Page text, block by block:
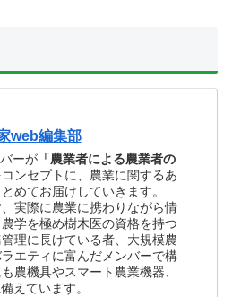
web編集部
ーが 「農業者による農業者の
コンセプトに、農業に関するあ
めてお届けしていきます。
実際に農業に携わりながら情
学を極め樹木医の資格を持つ
理に長けている者、大規模農
エティに富んだメンバーで構
農機具やスマート農業機器、
えています。